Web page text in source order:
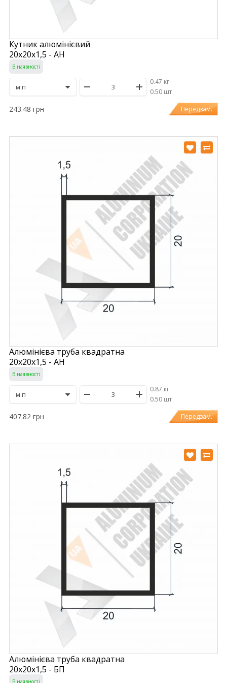
Кутник алюмінієвий
20х20х1,5 - АН
В наявності
0.47 кг
/0.50 шт
243.48 грн Передзам.
Алюмінієва труба квадратна
20х20х1,5 - АН
В наявності
0.87 кг
/0.50 шт
407.82 грн Передзам.
Алюмінієва труба квадратна
20х20х1,5 - БП
В наявності